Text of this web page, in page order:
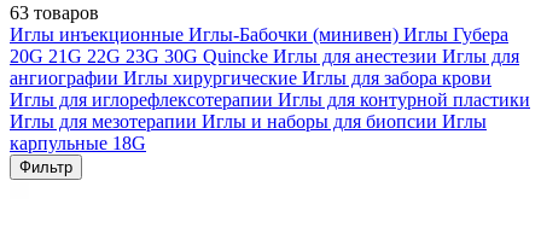
63 товаров
Иглы инъекционные Иглы-Бабочки (минивен) Иглы Губера
20G 21G 22G 23G 30G Quincke Иглы для анестезии Иглы для
ангиографии Иглы хирургические Иглы для забора крови
Иглы для иглорефлексотерапии Иглы для контурной пластики
Иглы для мезотерапии Иглы и наборы для биопсии Иглы
карпульные 18G
Фильтр